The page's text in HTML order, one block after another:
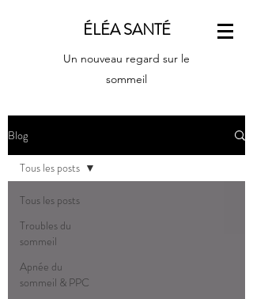
ÉLÉA SANTÉ
Un nouveau regard sur le
sommeil
Blog
Tous les posts
Troubles du
sommeil
Apnée du
sommeil & PPC
Tous les posts